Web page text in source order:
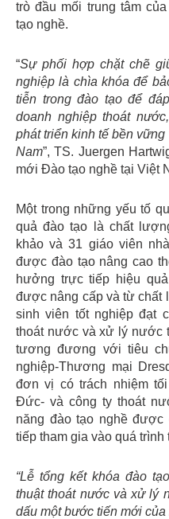
trò đầu mối trung tâm
tạo nghề.
“Sự phối hợp chặt chẽ
nghiệp là chìa khóa để
tiễn trong đào tạo để
doanh nghiệp thoát
phát triển kinh tế bền
Nam”, TS. Juergen
mới Đào tạo nghề tại Việt
Một trong những yếu tố
quả đào tạo là chất
khảo và 31 giáo viên
được đào tạo nâng cao
hưởng trực tiếp hiệu
được nâng cấp và từ chất
sinh viên tốt nghiệp đạt
thoát nước và xử lý nước
tương đương với tiêu
nghiệp-Thương mại
đơn vị có trách nhiệm
Đức- và công ty thoát
năng đào tạo nghề
tiếp tham gia vào quá
“Lễ tổng kết khóa đào
thuật thoát nước và xử lý
dấu một bước tiến mới